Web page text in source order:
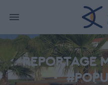
REPORTAGE